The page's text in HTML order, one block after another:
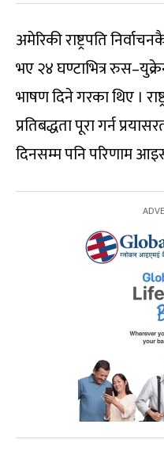
अमेरिकी राष्ट्रपति
भए २४ घण्टाभित्र
भाषण दिने गरका थिए ।
प्रतिबद्धता पूरा गर्न
दिनसम्म पनि परिणाम